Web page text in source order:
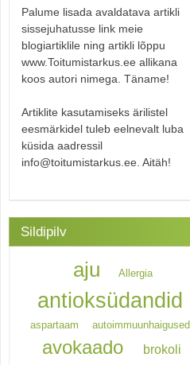
Palume lisada avaldatava artikli
sissejuhatusse link meie
blogiartiklile ning artikli lõppu
www.Toitumistarkus.ee allikana
koos autori nimega. Täname!
Artiklite kasutamiseks ärilistel
eesmärkidel tuleb eelnevalt luba
küsida aadressil
info@toitumistarkus.ee. Aitäh!
Sildipilv
aju Allergia
antioksüdandid
aspartaam autoimmuunhaigused
avokaado brokoli